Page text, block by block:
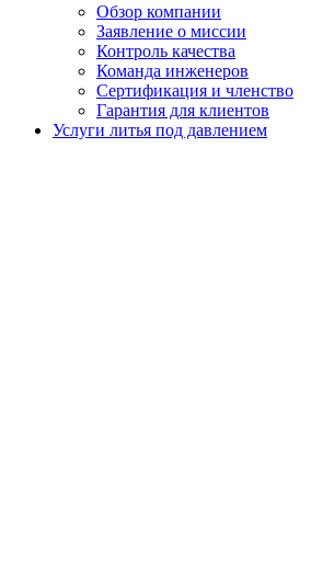
Обзор компании
Заявление о миссии
Контроль качества
Команда инженеров
Сертификация и членство
Гарантия для клиентов
Услуги литья под давлением